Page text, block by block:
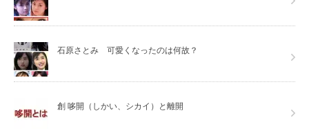
石原さとみ 可愛くなったのは何故？
創 哆開（しかい、シカイ）と離開